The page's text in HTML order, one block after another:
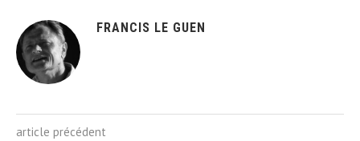
FRANCIS LE GUEN
article précédent